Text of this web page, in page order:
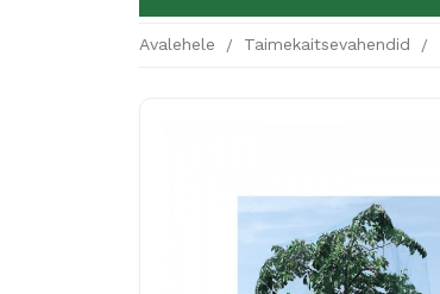
Avalehele Taimekaitsevahendid